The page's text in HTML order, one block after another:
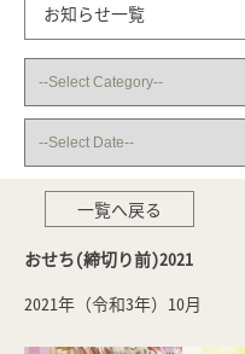
お知らせ一覧
一覧へ戻る
おせち(締切り前)2021
2021年（令和3年）10月